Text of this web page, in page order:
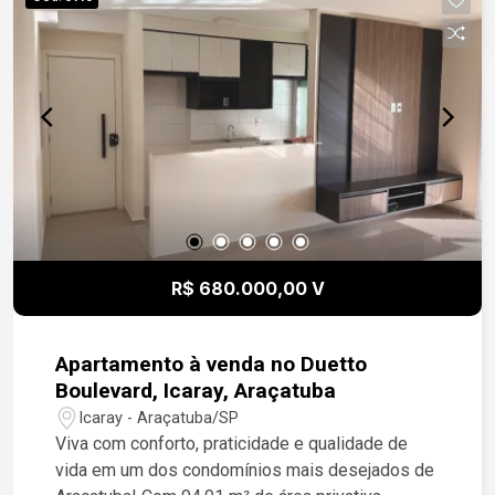
para morar ou investir em uma das melhores
regiões de Araçatuba. Entre em contato para mais
informações e agende uma visita!
R$ 680.000,00 V
Apartamento à venda no Duetto
Boulevard, Icaray, Araçatuba
Icaray - Araçatuba/SP
Viva com conforto, praticidade e qualidade de
vida em um dos condomínios mais desejados de